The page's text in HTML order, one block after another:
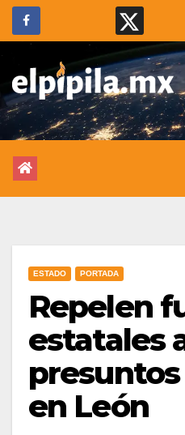
ESTADO PORTADA
Repelen
estatales
en León